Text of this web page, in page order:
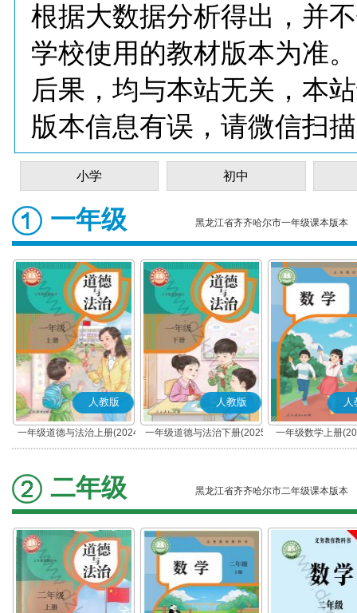
根据大数据分析得出，并
学校使用的教材版本为准
后果，均与本站无关，本
版本信息有误，请微信扫
小学 初中
一年级 黑龙江省齐齐哈尔市一年级课本版本
人教版
一年级道德与法治上册(2024
秋版)(部编版)
人教版
一年级道德与法治下册(2025
春版)(部编版)
人
一年级数学上册
二年级 黑龙江省齐齐哈尔市二年级课本版本